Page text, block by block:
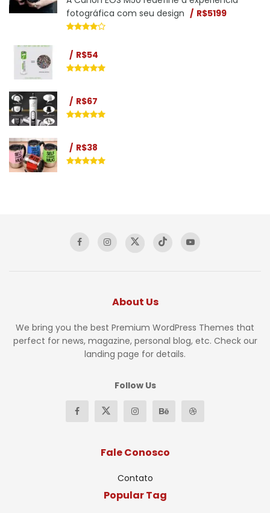
fotográfica com seu design
R$5199
R$54
R$67
R$38
About Us
We bring you the best Premium WordPress Themes that
perfect for news, magazine, personal blog, etc. Check our
landing page for details.
Follow Us
Fale Conosco
Contato
Popular Tag